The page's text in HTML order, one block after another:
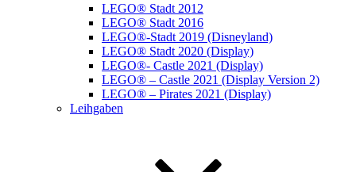
LEGO® Stadt 2012
LEGO® Stadt 2016
LEGO®-Stadt 2019 (Disneyland)
LEGO® Stadt 2020 (Display)
LEGO®- Castle 2021 (Display)
LEGO® – Castle 2021 (Display Version 2)
LEGO® – Pirates 2021 (Display)
Leihgaben